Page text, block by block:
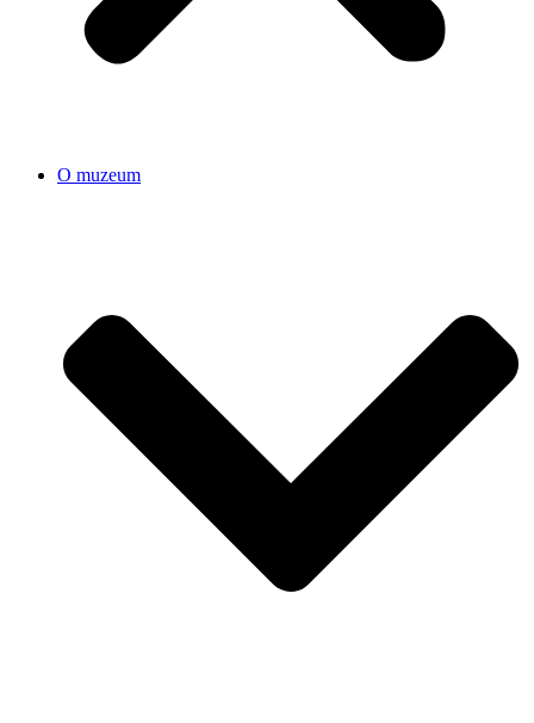
O muzeum